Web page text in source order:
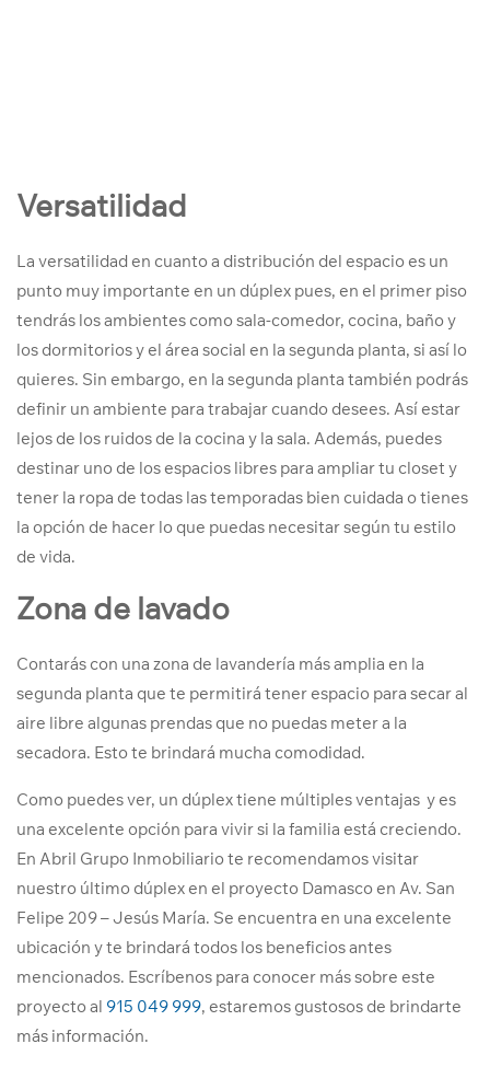
Versatilidad
La versatilidad en cuanto a distribución del espacio es un
punto muy importante en un dúplex pues, en el primer piso
tendrás los ambientes como sala-comedor, cocina, baño y
los dormitorios y el área social en la segunda planta, si así lo
quieres. Sin embargo, en la segunda planta también podrás
definir un ambiente para trabajar cuando desees. Así estar
lejos de los ruidos de la cocina y la sala. Además, puedes
destinar uno de los espacios libres para ampliar tu closet y
tener la ropa de todas las temporadas bien cuidada o tienes
la opción de hacer lo que puedas necesitar según tu estilo
de vida.
Zona de lavado
Contarás con una zona de lavandería más amplia en la
segunda planta que te permitirá tener espacio para secar al
aire libre algunas prendas que no puedas meter a la
secadora. Esto te brindará mucha comodidad.
Como puedes ver, un dúplex tiene múltiples ventajas y es
una excelente opción para vivir si la familia está creciendo.
En Abril Grupo Inmobiliario te recomendamos visitar
nuestro último dúplex en el proyecto Damasco en Av. San
Felipe 209 – Jesús María. Se encuentra en una excelente
ubicación y te brindará todos los beneficios antes
mencionados. Escríbenos para conocer más sobre este
proyecto al 915 049 999, estaremos gustosos de brindarte
más información.